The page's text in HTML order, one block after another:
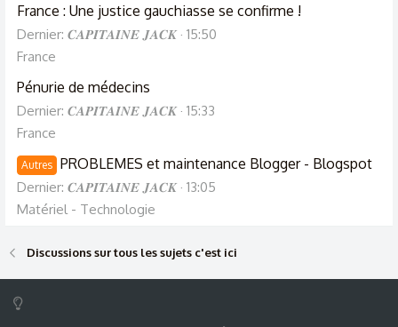
France : Une justice gauchiasse se confirme !
Dernier: 𝑪𝑨𝑷𝑰𝑻𝑨𝑰𝑵𝑬 𝑱𝑨𝑪𝑲 15:50
France
Pénurie de médecins
Dernier: 𝑪𝑨𝑷𝑰𝑻𝑨𝑰𝑵𝑬 𝑱𝑨𝑪𝑲 15:33
France
Autres PROBLEMES et maintenance Blogger - Blogspot
Dernier: 𝑪𝑨𝑷𝑰𝑻𝑨𝑰𝑵𝑬 𝑱𝑨𝑪𝑲 13:05
Matériel - Technologie
Discussions sur tous les sujets c'est ici